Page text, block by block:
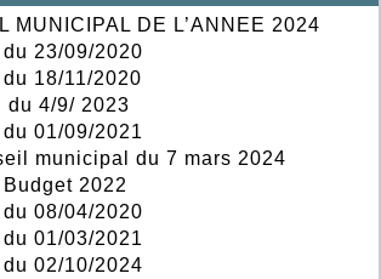
MUNICIPAL DE L’ANNEE 2024
23/09/2020
18/11/2020
du 4/9/ 2023
01/09/2021
municipal du 7 mars 2024
2022
08/04/2020
01/03/2021
02/10/2024